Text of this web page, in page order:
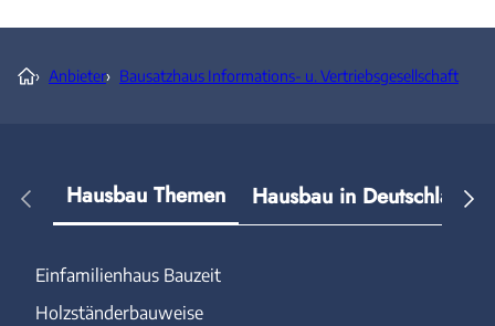
› Anbieter› Bausatzhaus Informations- u. Vertriebsgesellschaft
Hausbau Themen Hausbau in Deutschland
Einfamilienhaus Bauzeit
Holzständerbauweise